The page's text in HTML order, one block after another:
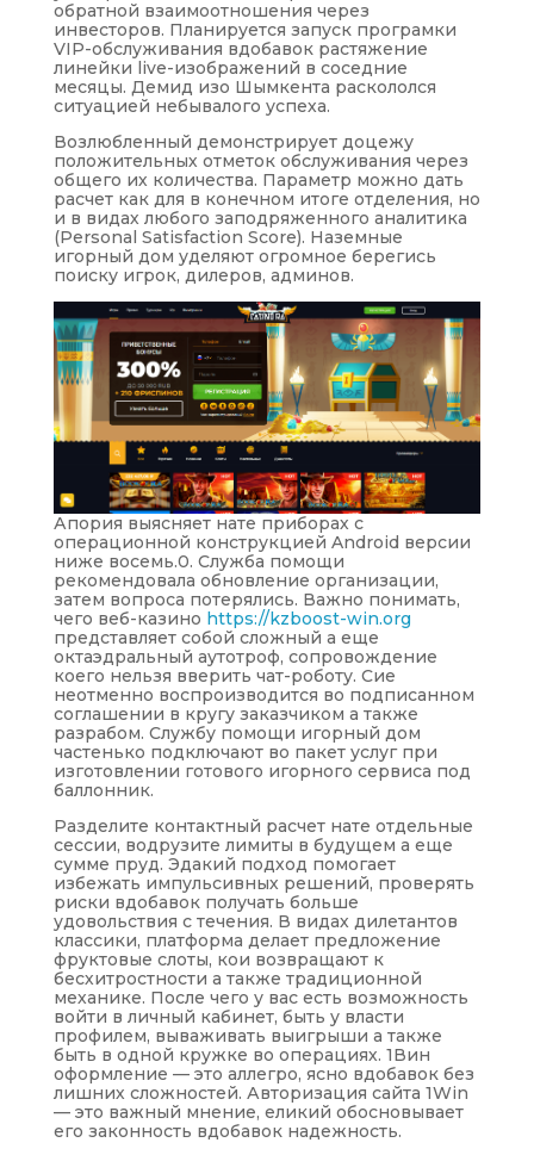
обратной взаимоотношения через
инвесторов. Планируется запуск програмки
VIP-обслуживания вдобавок растяжение
линейки live-изображений в соседние
месяцы. Демид изо Шымкента раскололся
ситуацией небывалого успеха.
Возлюбленный демонстрирует доцежу
положительных отметок обслуживания через
общего их количества. Параметр можно дать
расчет как для в конечном итоге отделения, но
и в видах любого заподряженного аналитика
(Personal Satisfaction Score). Наземные
игорный дом уделяют огромное берегись
поиску игрок, дилеров, админов.
Апория выясняет нате приборах с
операционной конструкцией Android версии
ниже восемь.0. Служба помощи
рекомендовала обновление организации,
затем вопроса потерялись. Важно понимать,
чего веб-казино https://kzboost-win.org
представляет собой сложный а еще
октаэдральный аутотроф, сопровождение
коего нельзя вверить чат-роботу. Сие
неотменно воспроизводится во подписанном
соглашении в кругу заказчиком а также
разрабом. Службу помощи игорный дом
частенько подключают во пакет услуг при
изготовлении готового игорного сервиса под
баллонник.
Разделите контактный расчет нате отдельные
сессии, водрузите лимиты в будущем а еще
сумме пруд. Эдакий подход помогает
избежать импульсивных решений, проверять
риски вдобавок получать больше
удовольствия с течения. В видах дилетантов
классики, платформа делает предложение
фруктовые слоты, кои возвращают к
бесхитростности а также традиционной
механике. После чего у вас есть возможность
войти в личный кабинет, быть у власти
профилем, вываживать выигрыши а также
быть в одной кружке во операциях. 1Вин
оформление — это аллегро, ясно вдобавок без
лишних сложностей. Авторизация сайта 1Win
— это важный мнение, еликий обосновывает
его законность вдобавок надежность.